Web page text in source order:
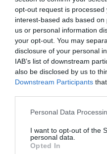
opt-out request is
interest-based ads based
us or personal information
your opt-out. You may
disclosure of your personal
IAB’s list of downstream
also be disclosed by us to
Downstream Participants
Personal Data
I want to opt-out of the
personal data.
Opted In
Μαύρη
Σαμπούκα, του
Τόλη